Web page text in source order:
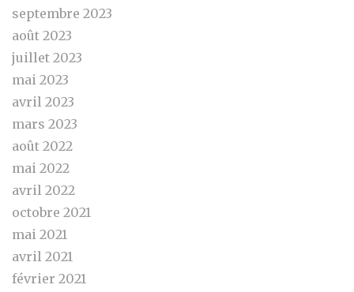
septembre 2023
août 2023
juillet 2023
mai 2023
avril 2023
mars 2023
août 2022
mai 2022
avril 2022
octobre 2021
mai 2021
avril 2021
février 2021